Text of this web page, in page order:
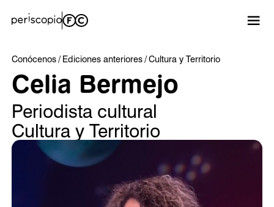
Conócenos Ediciones anteriores Cultura y Territorio
Celia Bermejo
Periodista cultural
Cultura y Territorio